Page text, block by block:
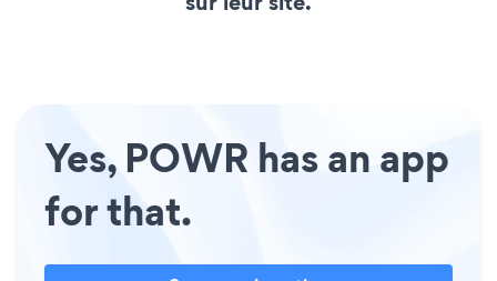
Yes, POWR has an app
for that.